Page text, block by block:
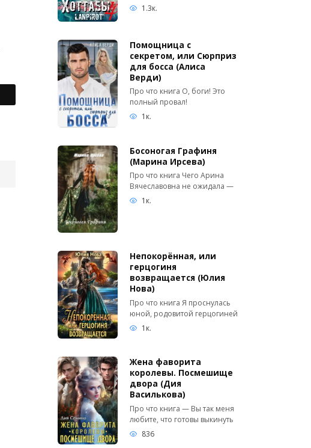
1.3к.
Помощница с
секретом, или Сюрприз
для босса (Алиса
Верди)
Про что книга О, боги! Это
полный провал!
1к.
Босоногая Графиня
(Марина Ирсева)
Про что книга Чего Арина
Вячеславовна не ожидала —
1к.
Непокорённая, или
герцогиня
возвращается (Юлия
Нова)
Про что книга Я проснулась
юной, родовитой герцогиней
1к.
Жена фаворита
королевы. Посмешище
двора (Дия
Василькова)
Про что книга — Вы так меня
любите, что готовы выкинуть
836